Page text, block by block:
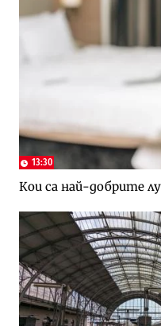
13:30
Кои са най-добрите